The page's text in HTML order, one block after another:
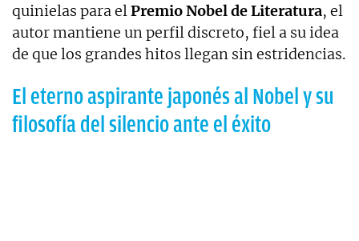
quinielas para elPremio Nobel de Literatura, el
autor mantiene un perfil discreto, fiel a su idea
de que los grandes hitos llegan sin estridencias.
El eterno aspirante japonés al Nobel y su
filosofía del silencio ante el éxito